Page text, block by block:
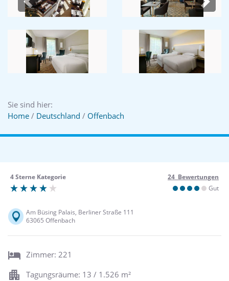
Previous Next
Sie sind hier:
Home / Deutschland / Offenbach
4 Sterne Kategorie
24 Bewertungen
Gut
Am Büsing Palais, Berliner Straße 111
63065 Offenbach
Zimmer: 221
Tagungsräume: 13 / 1.526 m²